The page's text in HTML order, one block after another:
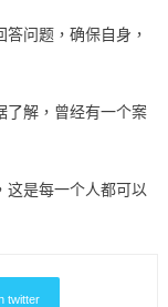
问题，确保自身，
了解，曾经有一个案
这是每一个人都可以
twitter